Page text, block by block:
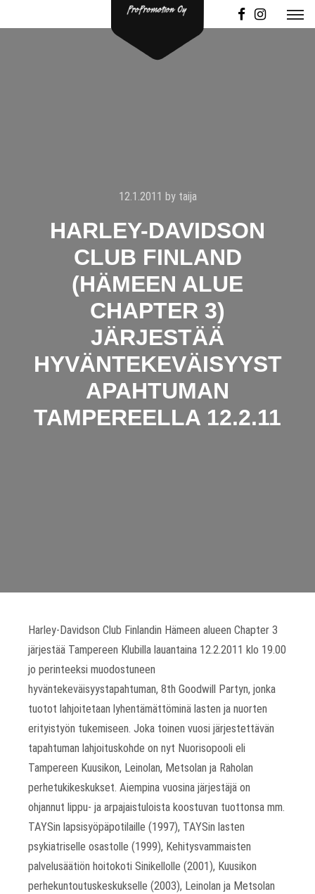
12.1.2011 by taija
HARLEY-DAVIDSON
CLUB FINLAND
(HÄMEEN ALUE
CHAPTER 3)
JÄRJESTÄÄ
HYVÄNTEKEVÄISYYST
APAHTUMAN
TAMPEREELLA 12.2.11
Harley-Davidson Club Finlandin Hämeen alueen Chapter 3
järjestää Tampereen Klubilla lauantaina 12.2.2011 klo 19.00
jo perinteeksi muodostuneen
hyväntekeväisyystapahtuman, 8th Goodwill Partyn, jonka
tuotot lahjoitetaan lyhentämättöminä lasten ja nuorten
erityistyön tukemiseen. Joka toinen vuosi järjestettävän
tapahtuman lahjoituskohde on nyt Nuorisopooli eli
Tampereen Kuusikon, Leinolan, Metsolan ja Raholan
perhetukikeskukset. Aiempina vuosina järjestäjä on
ohjannut lippu- ja arpajaistuloista koostuvan tuottonsa mm.
TAYSin lapsisyöpäpotilaille (1997), TAYSin lasten
psykiatriselle osastolle (1999), Kehitysvammaisten
palvelusäätiön hoitokoti Sinikellolle (2001), Kuusikon
perhekuntoutuskeskukselle (2003), Leinolan ja Metsolan